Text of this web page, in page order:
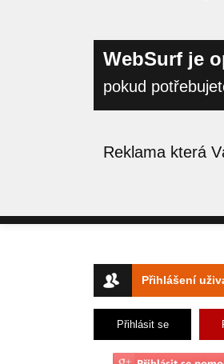
WebSurf je
pokud
Reklama která
Přihlášení
Přihlásit se